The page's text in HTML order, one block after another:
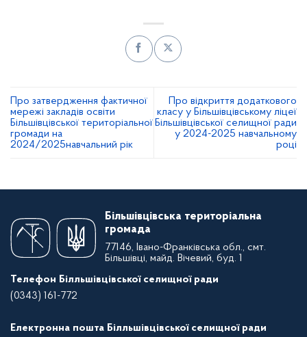
Про затвердження фактичної
мережі закладів освіти
Більшівцівської територіальної
громади на
2024/2025навчальний рік
Про відкриття додаткового
класу у Більшівцівському ліцеї
Більшівцівської селищної ради
у 2024-2025 навчальному
році
Більшівцівська територіальна
громада
77146, Івано-Франківська обл., смт.
Більшівці, майд. Вічевий, буд. 1
Телефон Білльшівцівської селищної ради
(0343) 161-772
Електронна пошта Білльшівцівської селищної ради